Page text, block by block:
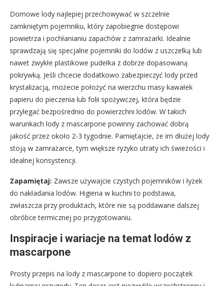
Domowe lody najlepiej przechowywać w szczelnie
zamkniętym pojemniku, który zapobiegnie dostępowi
powietrza i pochłanianiu zapachów z zamrażarki. Idealnie
sprawdzają się specjalne pojemniki do lodów z uszczelką lub
nawet zwykłe plastikowe pudełka z dobrze dopasowaną
pokrywką. Jeśli chcecie dodatkowo zabezpieczyć lody przed
krystalizacją, możecie położyć na wierzchu masy kawałek
papieru do pieczenia lub folii spożywczej, która będzie
przylegać bezpośrednio do powierzchni lodów. W takich
warunkach lody z mascarpone powinny zachować dobrą
jakość przez około 2-3 tygodnie. Pamiętajcie, że im dłużej lody
stoją w zamrażarce, tym większe ryzyko utraty ich świeżości i
idealnej konsystencji.
Zapamiętaj: Zawsze używajcie czystych pojemników i łyżek
do nakładania lodów. Higiena w kuchni to podstawa,
zwłaszcza przy produktach, które nie są poddawane dalszej
obróbce termicznej po przygotowaniu.
Inspiracje i wariacje na temat lodów z
mascarpone
Prosty przepis na lody z mascarpone to dopiero początek